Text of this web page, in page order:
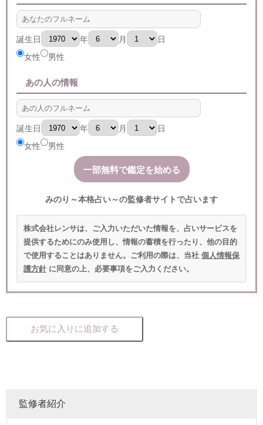
誕生日 年 月
日
女性
男性
あの人の情報
誕生日 年 月
日
女性
男性
みのり～本格占い～の監修者サイトで占います
株式会社レンサは、ご入力いただいた情報を、占いサービスを
提供するためにのみ使用し、情報の蓄積を行ったり、他の目的
で使用することはありません。ご利用の際は、当社 個人情報保
護方針 に同意の上、必要事項をご入力ください。
お気に入りに追加する
監修者紹介